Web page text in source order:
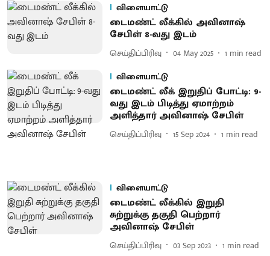
விளையாட்டு
டைமண்ட் லீக்கில் அவினாஷ்
சேபிள் 8-வது இடம்
செய்திப்பிரிவு 04 May 2025 1 min read
விளையாட்டு
டைமண்ட் லீக் இறுதிப் போட்டி: 9-
வது இடம் பிடித்து ஏமாற்றம்
அளித்தார் அவினாஷ் சேபிள்
செய்திப்பிரிவு 15 Sep 2024 1 min read
விளையாட்டு
டைமண்ட் லீக்கில் இறுதி
சுற்றுக்கு தகுதி பெற்றார்
அவினாஷ் சேபிள்
செய்திப்பிரிவு 03 Sep 2023 1 min read